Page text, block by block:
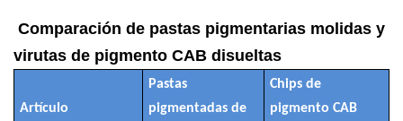
Comparación de pastas pigmentarias molidas y
virutas de pigmento CAB disueltas
Artículo
Pastas
pigmentadas de
Chips de
pigmento CAB